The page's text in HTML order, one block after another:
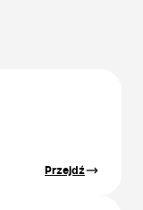
Przejdź